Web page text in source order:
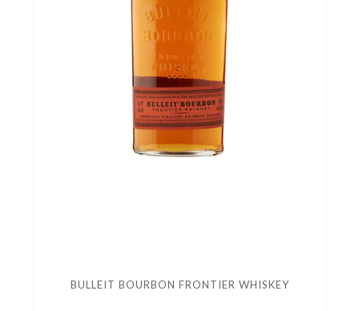
BULLEIT BOURBON FRONTIER WHISKEY